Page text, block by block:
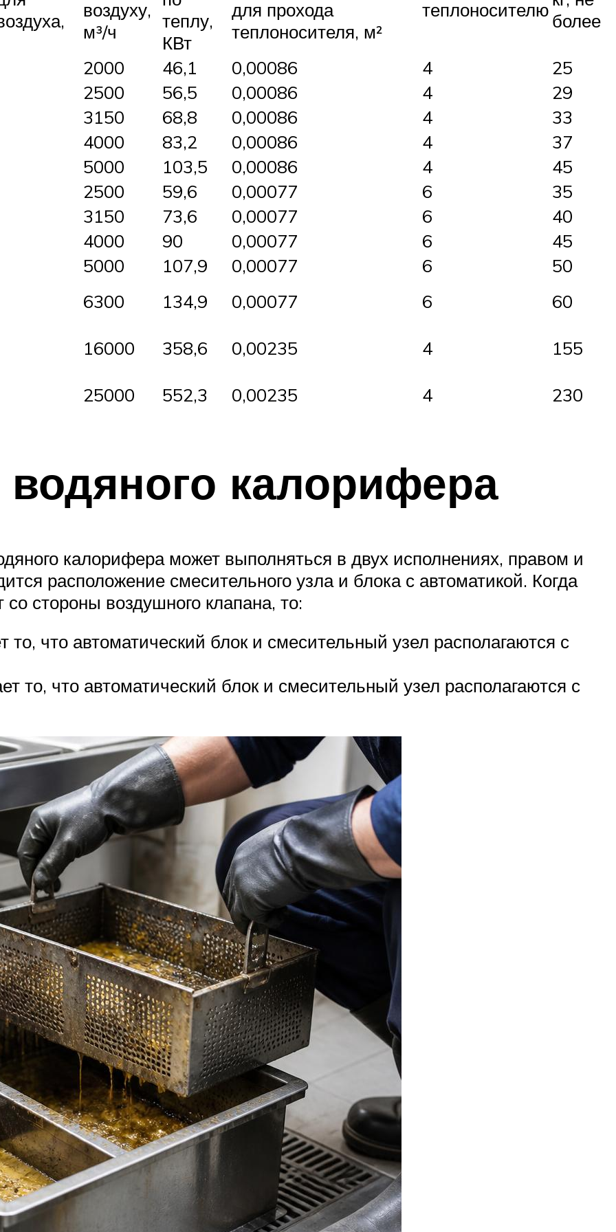
воздуху,
м³/ч
теплу,
КВт
для прохода
теплоносителя, м²
теплоносителюболее
2000 46,1 0,00086 4
25
2500
56,5 0,00086 4
29
3150
68,8 0,00086 4
33
4000
83,2 0,00086 4
37
5000
103,5 0,00086 4
45
2500
59,6 0,00077 6
35
3150
73,6 0,00077 6
40
4000
90 0,00077 6
45
5000
107,9 0,00077 6
50
6300
134,9 0,00077 6 60
16000 358,6 0,00235 4 155
25000 552,3 0,00235 4 230
калорифера
калорифера может выполняться в двух исполнениях, правом и
расположение смесительного узла и блока с автоматикой. Когда
стороны воздушного клапана, то:
что автоматический блок и смесительный узел располагаются с
то, что автоматический блок и смесительный узел располагаются с